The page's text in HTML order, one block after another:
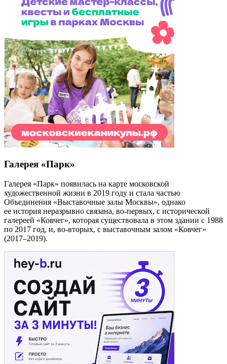
Галерея «Парк»
Галерея «Парк» появилась на карте московской
художественной жизни в 2019 году и стала частью
Объединения «Выставочные залы Москвы», однако
ее история неразрывно связана, во-первых, с исторической
галереей «Ковчег», которая существовала в этом здании с 1988
по 2017 год, и, во-вторых, с выставочным залом «Ковчег»
(2017–2019).